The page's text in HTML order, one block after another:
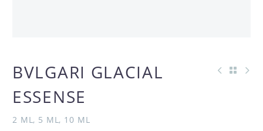
BVLGARI GLACIAL
ESSENSE
2 ML, 5 ML, 10 ML